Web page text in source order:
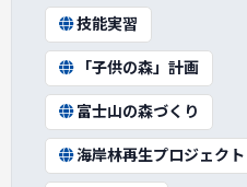
技能実習
「子供の森」計画
富士山の森づくり
海岸林再生プロジェクト